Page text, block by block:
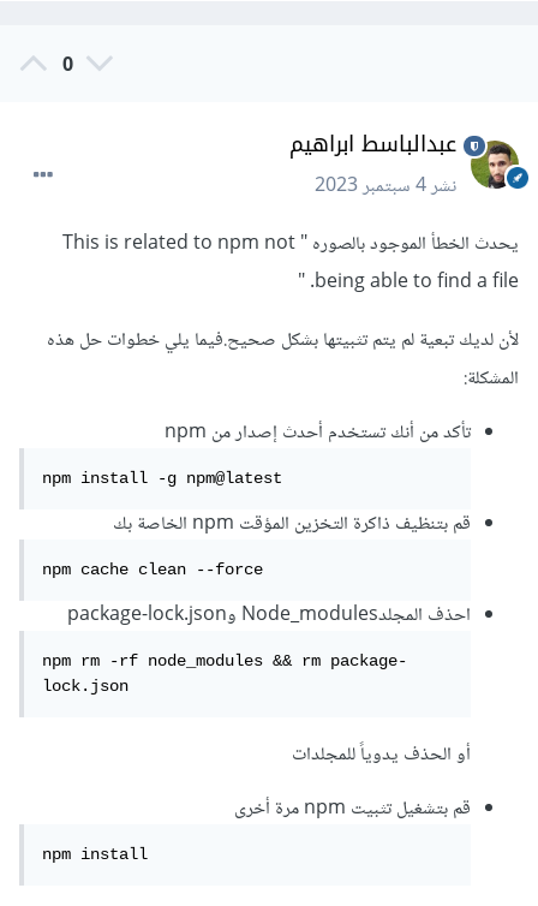
0
عبدالباسط ابراهيم
نشر4 سبتمبر 2023
يحدث الخطأ الموجود بالصوره " This is related to npm not
being able to find a file. "
لأن لديك تبعية لم يتم تثبيتها بشكل صحيح.فيما يلي خطوات حل هذه
المشكلة:
تأكد من أنك تستخدم أحدث إصدار من npm
npm install -g npm@latest
قم بتنظيف ذاكرة التخزين المؤقت npm الخاصة بك
npm cache clean --force
احذف المجلدNode_modules وpackage-lock.json
npm rm -rf node_modules && rm package-
lock.json
أو الحذف يدوياً للمجلدات
قم بتشغيل تثبيت npm مرة أخرى
npm install